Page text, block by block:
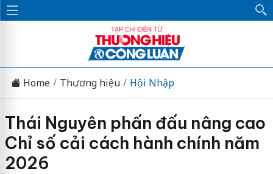
Home Thương hiệu Hội Nhập
Thái Nguyên phấn đấu nâng cao
Chỉ số cải cách hành chính năm
2026